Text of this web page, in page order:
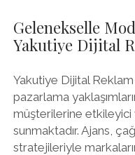
Gelenekselle
Yakutiye Dijital
Yakutiye Dijital
pazarlama
müşterilerine
sunmaktadır. Ajans,
stratejileriyle